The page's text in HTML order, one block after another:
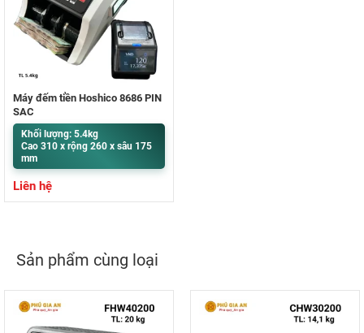
Máy đếm tiền Hoshico 8686 PIN
SẠC
Khối lượng: 5.4kg
Cao 310 x rộng 260 x sâu 175
mm
Liên hệ
Sản phẩm cùng loại